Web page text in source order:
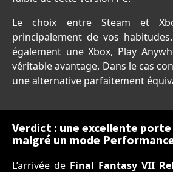
Le choix entre Steam et
principalement de vos
également une Xbox, Play
véritable avantage. Dans le cas
une alternative parfaitement
Verdict : une excellente
malgré un mode
L’arrivée de Final Fantasy VII